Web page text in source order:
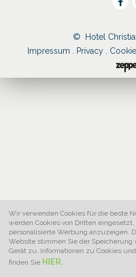
Wir verwenden Cookies für die beste
werden Cookies von Dritten
personalisierte Werbung anzuzeigen.
Website stimmen Sie der Speicherung
Gerät zu. Informationen zu Cookies
finden Sie HIER.
© Hotel
Impressum .
Privacy .